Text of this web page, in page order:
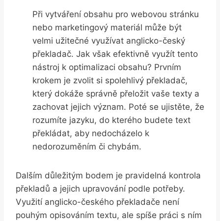
Při vytváření obsahu pro webovou stránku
nebo marketingový materiál může být
velmi užitečné využívat anglicko-český
překladač. Jak však efektivně využít tento
nástroj k optimalizaci obsahu? Prvním
krokem je zvolit si spolehlivý překladač,
který dokáže správně přeložit vaše texty a
zachovat jejich význam. Poté se ujistěte, že
rozumíte jazyku, do kterého budete text
překládat, aby nedocházelo k
nedorozuměním či chybám.
Dalším důležitým bodem je pravidelná kontrola
překladů a jejich upravování podle potřeby.
Využití anglicko-českého překladače není
pouhým opisováním textu, ale spíše práci s ním